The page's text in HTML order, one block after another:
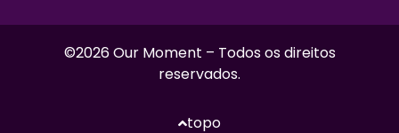
©2026 Our Moment – Todos os direitos
reservados.
topo